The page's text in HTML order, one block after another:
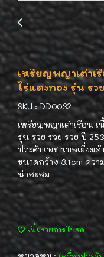
เหรียญพญาเต่าเ
ไร่แตงทอง รุ่น ร
SKU : DD0032
เหรียญพญาเต่าเรือน
รุ่น รวย รวย รวย ปี
ประดับเพชรเบลเยี่ยม
ขนาดกว้าง 3.1cm คว
น่าสะสม
เพิ่มรายการโปรด